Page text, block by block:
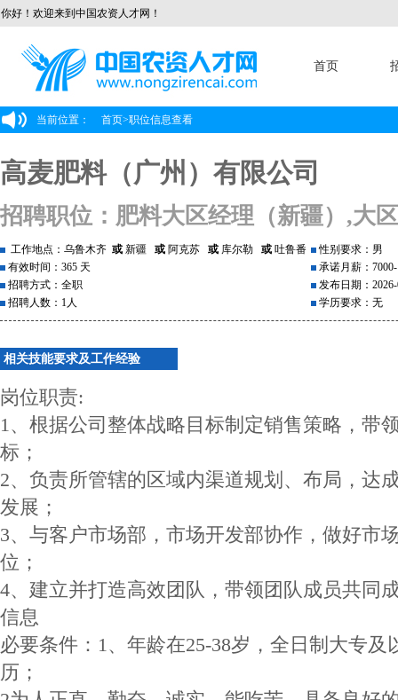
你好！欢迎来到中国农资人才网！
首页
当前位置： 首页>职位信息查看
高麦肥料（广州）有限公司
招聘职位：肥料大区经理（新疆）,大
工作地点：乌鲁木齐 或 新疆 或 阿克苏 或 库尔勒 或 吐鲁番
有效时间：365 天
招聘方式：全职
招聘人数：1人
性别要求：男
承诺月薪：7000-
发布日期：
学历要求：无
相关技能要求及工作经验
岗位职责:
1、根据公司整体战略目标制定销售策略，带
标；
2、负责所管辖的区域内渠道规划、布局，达
发展；
3、与客户市场部，市场开发部协作，做好市
位；
4、建立并打造高效团队，带领团队成员共同
信息
必要条件：1、年龄在25-38岁，全日制大专
历；